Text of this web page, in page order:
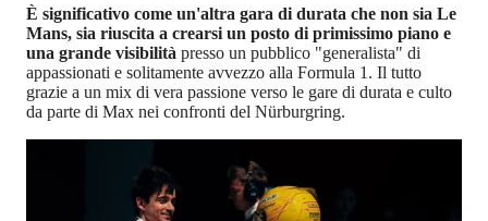
È significativo come un'altra gara di durata che non sia Le
Mans, sia riuscita a crearsi un posto di primissimo piano e
una grande visibilità presso un pubblico "generalista" di
appassionati e solitamente avvezzo alla Formula 1. Il tutto
grazie a un mix di vera passione verso le gare di durata e culto
da parte di Max nei confronti del Nürburgring.